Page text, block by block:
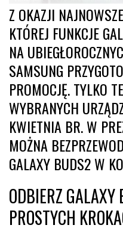
Z OKAZJI
KTÓREJ FUNKCJE
NA
SAMSUNG
PROMOCJĘ. TYLKO
WYBRANYCH
KWIETNIA BR. W
MOŻNA
GALAXY BUDS2 W
ODBIERZGALAXY
PROSTYCH